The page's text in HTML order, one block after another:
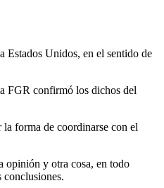
Estados Unidos, en el sentido de
FGR confirmó los dichos del
forma de coordinarse con el
opinión y otra cosa, en todo
conclusiones.